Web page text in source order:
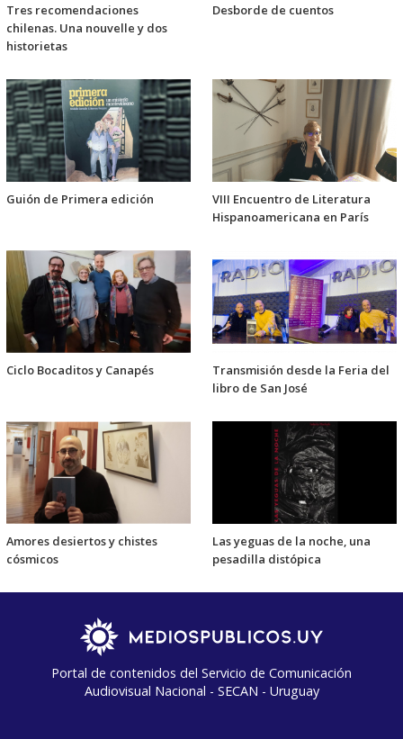
Tres recomendaciones
chilenas. Una nouvelle y dos
historietas
Desborde de cuentos
Guión de Primera edición
VIII Encuentro de Literatura
Hispanoamericana en París
Ciclo Bocaditos y Canapés
Transmisión desde la Feria del
libro de San José
Amores desiertos y chistes
cósmicos
Las yeguas de la noche, una
pesadilla distópica
Portal de contenidos del Servicio de Comunicación
Audiovisual Nacional - SECAN - Uruguay